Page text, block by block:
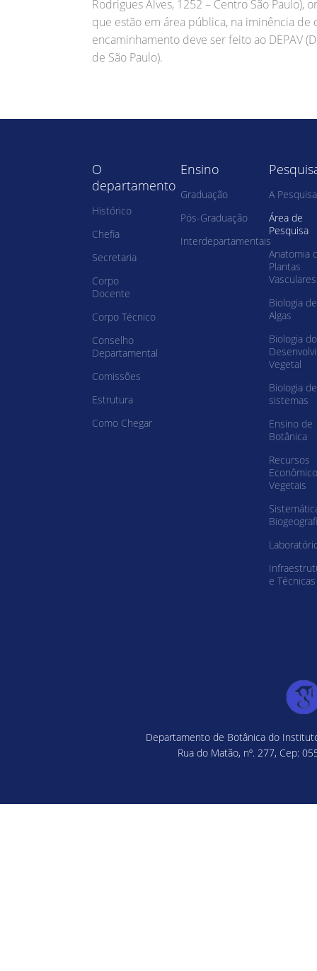
Rodrigues Alves, 1252 – Centro São Paulo),
que estão em área pública, na iminência
encaminhamento deve ser feito ao DEPAV
de São Paulo).
O
departamento
Histórico
Chefia
Secretaria
Corpo
Docente
Corpo Técnico
Conselho
Departamental
Comissões
Estrutura
Como Chegar
Ensino
Graduação
Pós-Graduação
Interdepartamentais
A Pesquisa
Área de
Pesquisa
Anatomia
Plantas
Vasculares
Biologia de
Algas
Biologia do
Vegetal
Biologia de
sistemas
Ensino de
Botânica
Recursos
Vegetais
e Técnicas
Departamento de Botânica do
Rua do Matão, nº. 277, Cep: